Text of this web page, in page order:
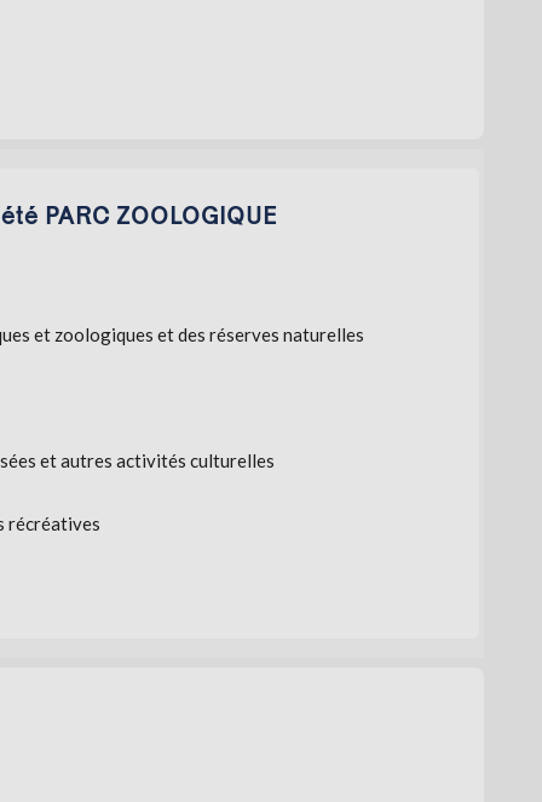
PARC ZOOLOGIQUE
et zoologiques et des réserves naturelles
et autres activités culturelles
récréatives